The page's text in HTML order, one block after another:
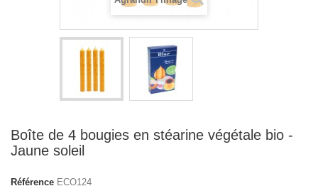
Boîte de 4 bougies en stéarine végétale bio -
Jaune soleil
Référence ECO124